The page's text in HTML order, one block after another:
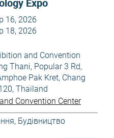
Expo
16, 2026
18, 2026
and Convention
Thani, Popular 3 Rd,
Pak Kret, Chang
Thailand
Convention Center
, Будівництво